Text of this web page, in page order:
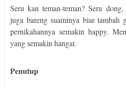
Seru kan teman-teman? Seru
juga bareng suaminya biar tambah
pernikahannya semakin happy.
yang semakin hangat.
Penutup